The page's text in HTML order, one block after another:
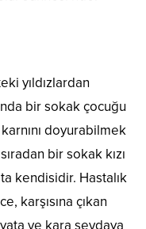
yıldızlardan
bir sokak çocuğu
doyurabilmek
bir sokak kızı
kendisidir. Hastalık
karşısına çıkan
ve kara sevdaya